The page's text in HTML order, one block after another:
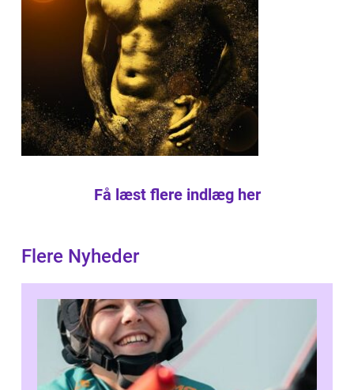
Få læst flere indlæg her
Flere Nyheder